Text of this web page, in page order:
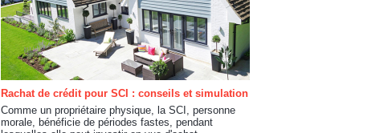
Rachat de crédit pour SCI : conseils et simulation
Comme un propriétaire physique, la SCI, personne
morale, bénéficie de périodes fastes, pendant